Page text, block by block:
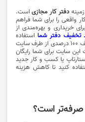
دفتر کار مجازیاست.
واقعی را برای شما فراهم
خریداری و بهره‌مندی از
تخفیف دفتر شما استفاده
کنید. با وارد کردن کد تخفیف دفتر شما یک تخفیف ۱۰۰ درصدی از طرف سایت
سایت برای شما رایگان
یا کسب و کار جدید
کنید تا کاهش هزینه
صرفه‌تر است؟